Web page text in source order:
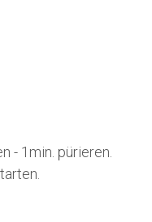
- 1min. pürieren.